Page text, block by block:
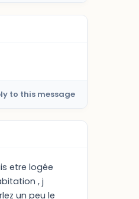
to this message
etre logée
, j
un peu le